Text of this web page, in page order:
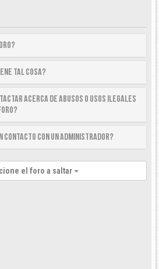
tal cosa?
acerca de abusos o usos ilegales
contacto con un Administrador?
el foro a saltar